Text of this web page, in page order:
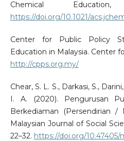
Chemical
https://doi.org/10.1021/
Center for Public Policy
Education in Malaysia. Center
http://cpps.org.my/
Chear, S. L. S., Darkasi, S.,
I. A. (2020). Pengurusan
Berkediaman (Persendirian /
Malaysian Journal of Social
22–32. https://doi.org/10.47405/